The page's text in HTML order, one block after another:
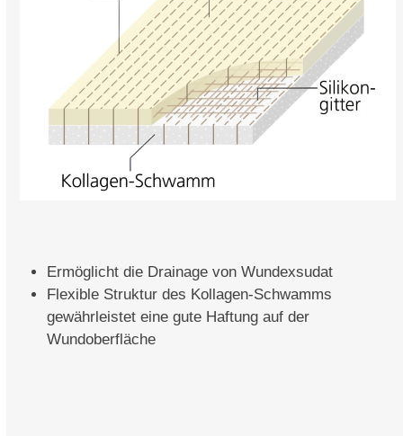
Ermöglicht die Drainage von Wundexsudat
Flexible Struktur des Kollagen-Schwamms
gewährleistet eine gute Haftung auf der
Wundoberfläche